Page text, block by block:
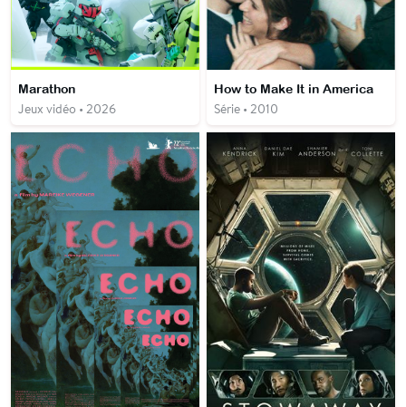
Marathon
Jeux vidéo • 2026
How to Make It in America
Série • 2010